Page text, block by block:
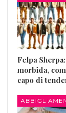
Felpa
morbida,
capo di